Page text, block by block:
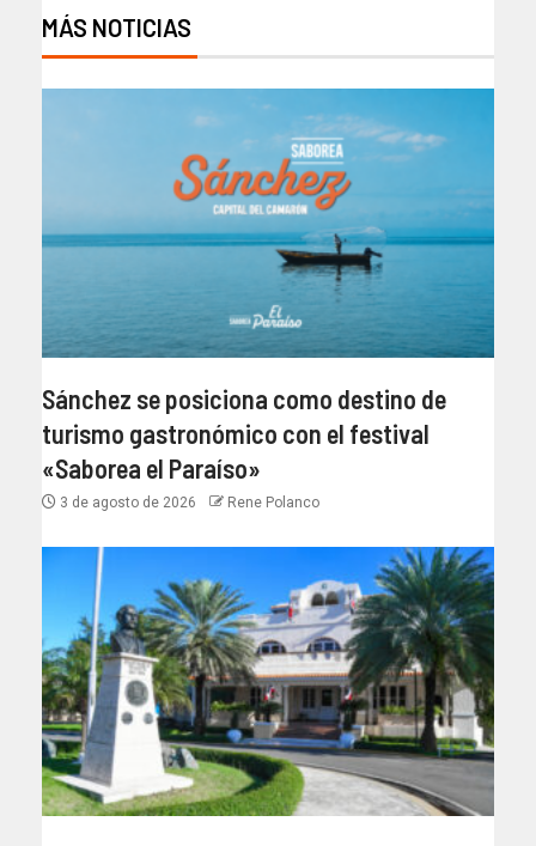
MÁS NOTICIAS
Sánchez se posiciona como destino de
turismo gastronómico con el festival
«Saborea el Paraíso»
3 de agosto de 2026 Rene Polanco